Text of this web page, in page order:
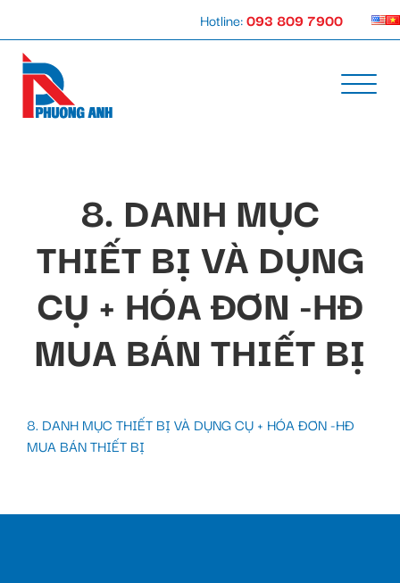
Hotline:093 809 7900
8. DANH MỤC
THIẾT BỊ VÀ DỤNG
CỤ + HÓA ĐƠN -HĐ
MUA BÁN THIẾT BỊ
8. DANH MỤC THIẾT BỊ VÀ DỤNG CỤ + HÓA ĐƠN -HĐ
MUA BÁN THIẾT BỊ